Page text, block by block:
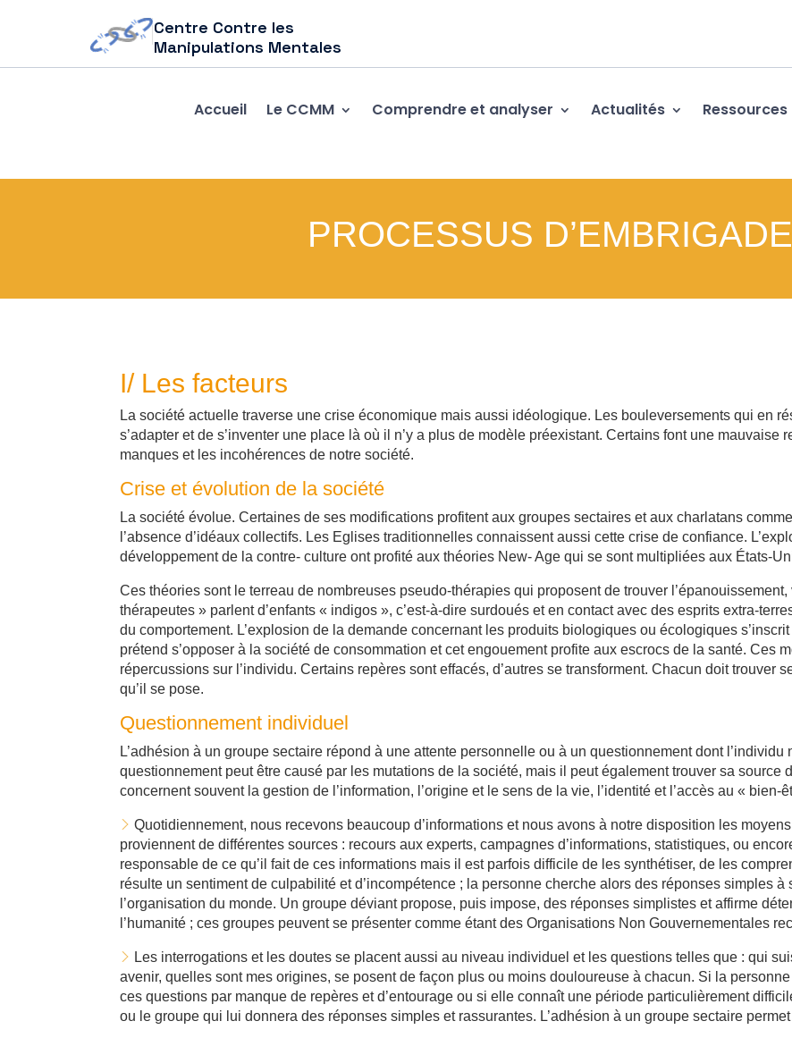
Centre Contre les
Manipulations Mentales
Accueil Le CCMM Comprendre et analyser Actualités Ressources
PROCESSUS
I/ Les facteurs
La société actuelle traverse une crise économique mais aussi idéologique. Les bouleversements qui en
s’adapter et de s’inventer une place là où il n’y a plus de modèle préexistant. Certains font une
manques et les incohérences de notre société.
Crise et évolution de la société
La société évolue. Certaines de ses modifications profitent aux groupes sectaires et aux charlatans
l’absence d’idéaux collectifs. Les Eglises traditionnelles connaissent aussi cette crise de confiance.
développement de la contre- culture ont profité aux théories New- Age qui se sont multipliées aux États-
Ces théories sont le terreau de nombreuses pseudo-thérapies qui proposent de trouver
thérapeutes » parlent d’enfants « indigos », c’est-à-dire surdoués et en contact avec des esprits extra-
du comportement. L’explosion de la demande concernant les produits biologiques ou écologiques
prétend s’opposer à la société de consommation et cet engouement profite aux escrocs de la santé. Ces
répercussions sur l’individu. Certains repères sont effacés, d’autres se transforment. Chacun doit trouver
qu’il se pose.
Questionnement individuel
L’adhésion à un groupe sectaire répond à une attente personnelle ou à un questionnement dont
questionnement peut être causé par les mutations de la société, mais il peut également trouver sa source
concernent souvent la gestion de l’information, l’origine et le sens de la vie, l’identité et l’accès au « bien-
Quotidiennement, nous recevons beaucoup d’informations et nous avons à notre disposition les
proviennent de différentes sources : recours aux experts, campagnes d’informations, statistiques, ou
responsable de ce qu’il fait de ces informations mais il est parfois difficile de les synthétiser, de les
résulte un sentiment de culpabilité et d’incompétence ; la personne cherche alors des réponses simples à
l’organisation du monde. Un groupe déviant propose, puis impose, des réponses simplistes et affirme
l’humanité ; ces groupes peuvent se présenter comme étant des Organisations Non Gouvernementales
Les interrogations et les doutes se placent aussi au niveau individuel et les questions telles que : qui
avenir, quelles sont mes origines, se posent de façon plus ou moins douloureuse à chacun. Si la
ces questions par manque de repères et d’entourage ou si elle connaît une période particulièrement
ou le groupe qui lui donnera des réponses simples et rassurantes. L’adhésion à un groupe sectaire